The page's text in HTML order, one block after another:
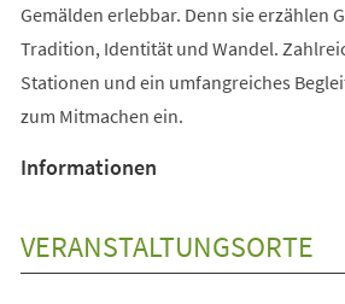
Gemälden erlebbar. Denn sie erzählen
Tradition, Identität und Wandel.
Stationen und ein umfangreiches
zum Mitmachen ein.
Informationen
VERANSTALTUNGSORTE